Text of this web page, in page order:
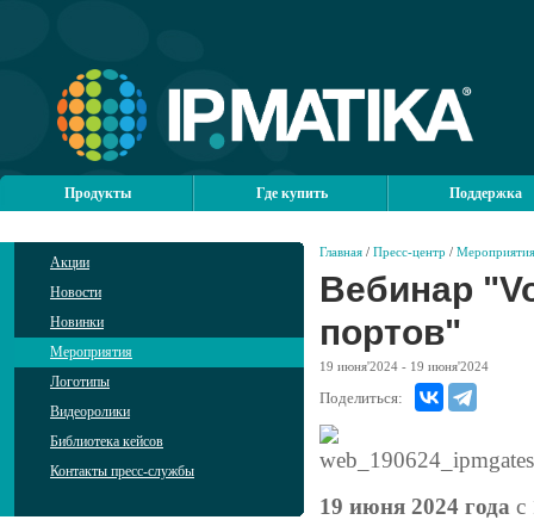
Продукты Где купить Поддержка
Акции
Новости
Новинки
Мероприятия
Логотипы
Видеоролики
Библиотека кейсов
Контакты пресс-службы
Главная / Пресс-центр / Мероприятия
Вебинар
портов"
19 июня'2024 - 19 июня'2024
Поделиться:
19 июня 2024 года с